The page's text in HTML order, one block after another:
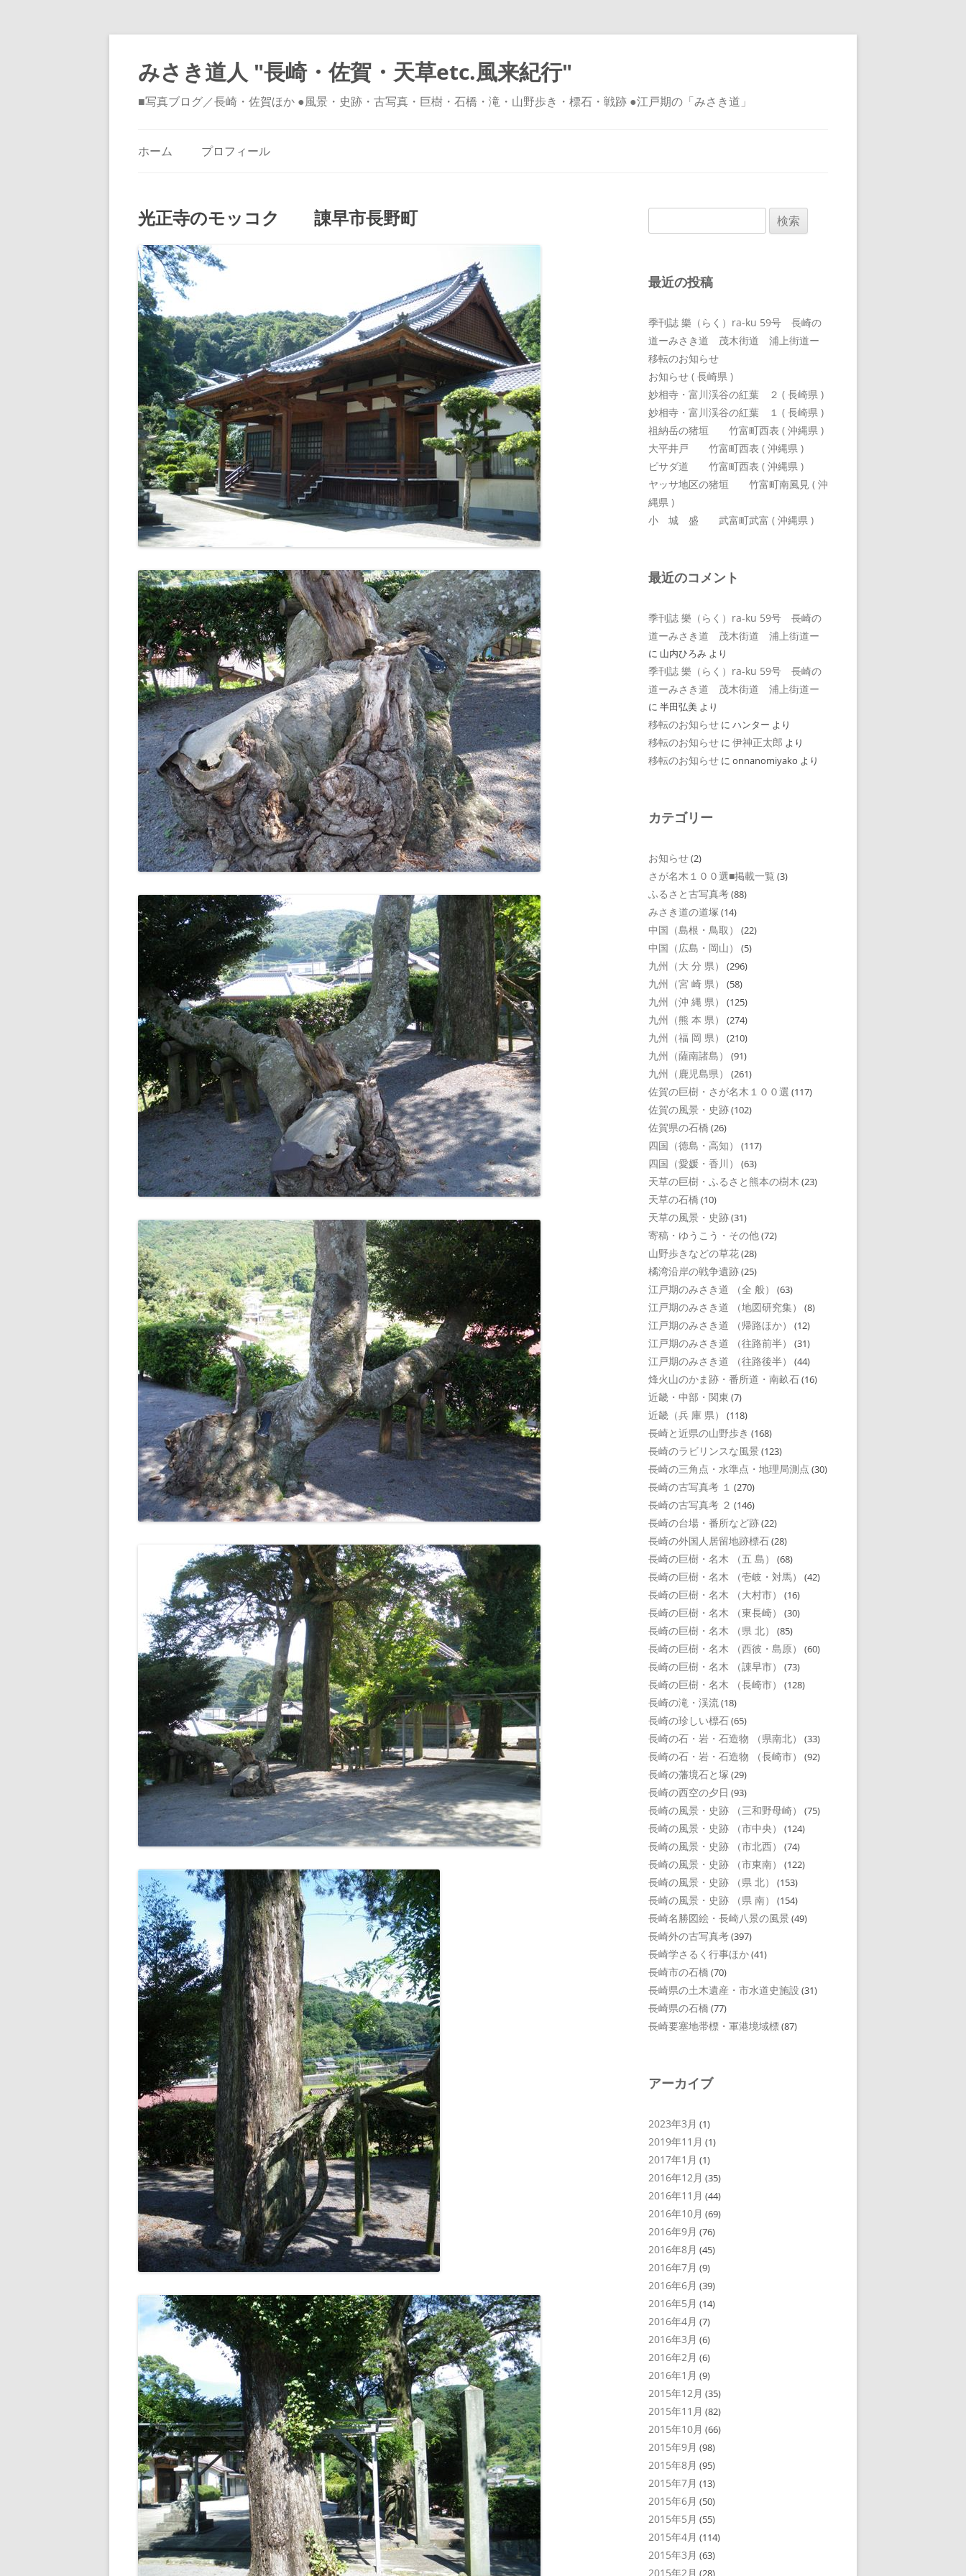
みさき道人 "長崎・佐賀・天草etc.風来紀行"
■写真ブログ／長崎・佐賀ほか ●風景・史跡・古写真・巨樹・石橋・滝・山野歩き・標石・戦跡 ●江戸期の「みさき道」
ホーム プロフィール
光正寺のモッコク 諌早市長野町
索:
最近の投稿
季刊誌 樂（らく）ra-ku 59号 長崎の
道ーみさき道 茂木街道 浦上街道ー
移転のお知らせ
お知らせ ( 長崎県 )
妙相寺・富川渓谷の紅葉 ２ ( 長崎県 )
妙相寺・富川渓谷の紅葉 １ ( 長崎県 )
祖納岳の猪垣 竹富町西表 ( 沖縄県 )
大平井戸 竹富町西表 ( 沖縄県 )
ピサダ道 竹富町西表 ( 沖縄県 )
ヤッサ地区の猪垣 竹富町南風見 ( 沖
縄県 )
小 城 盛 武富町武富 ( 沖縄県 )
最近のコメント
季刊誌 樂（らく）ra-ku 59号 長崎の
道ーみさき道 茂木街道 浦上街道ー
に 山内ひろみ より
季刊誌 樂（らく）ra-ku 59号 長崎の
道ーみさき道 茂木街道 浦上街道ー
に 半田弘美 より
移転のお知らせ に ハンター より
移転のお知らせ に 伊神正太郎 より
移転のお知らせ に onnanomiyako より
カテゴリー
お知らせ(2)
さが名木１００選■掲載一覧 (3)
ふるさと古写真考(88)
みさき道の道塚 (14)
中国（島根・鳥取） (22)
中国（広島・岡山） (5)
九州（大 分 県） (296)
九州（宮 崎 県） (58)
九州（沖 縄 県） (125)
九州（熊 本 県） (274)
九州（福 岡 県） (210)
九州（薩南諸島） (91)
九州（鹿児島県） (261)
佐賀の巨樹・さが名木１００選 (117)
佐賀の風景・史跡(102)
佐賀県の石橋 (26)
四国（徳島・高知） (117)
四国（愛媛・香川） (63)
天草の巨樹・ふるさと熊本の樹木 (23)
天草の石橋 (10)
天草の風景・史跡(31)
寄稿・ゆうこう・その他(72)
山野歩きなどの草花(28)
橘湾沿岸の戦争遺跡(25)
江戸期のみさき道 （全 般） (63)
江戸期のみさき道 （地図研究集） (8)
江戸期のみさき道 （帰路ほか） (12)
江戸期のみさき道 （往路前半） (31)
江戸期のみさき道 （往路後半） (44)
烽火山のかま跡・番所道・南畝石(16)
近畿・中部・関東 (7)
近畿（兵 庫 県） (118)
長崎と近県の山野歩き (168)
長崎のラビリンスな風景 (123)
長崎の三角点・水準点・地理局測点 (30)
長崎の古写真考 １ (270)
長崎の古写真考 ２ (146)
長崎の台場・番所など跡(22)
長崎の外国人居留地跡標石(28)
長崎の巨樹・名木 （五 島） (68)
長崎の巨樹・名木 （壱岐・対馬） (42)
長崎の巨樹・名木 （大村市） (16)
長崎の巨樹・名木 （東長崎） (30)
長崎の巨樹・名木 （県 北） (85)
長崎の巨樹・名木 （西彼・島原） (60)
長崎の巨樹・名木 （諌早市） (73)
長崎の巨樹・名木 （長崎市） (128)
長崎の滝・渓流(18)
長崎の珍しい標石(65)
長崎の石・岩・石造物 （県南北） (33)
長崎の石・岩・石造物 （長崎市） (92)
長崎の藩境石と塚 (29)
長崎の西空の夕日 (93)
長崎の風景・史跡 （三和野母崎） (75)
長崎の風景・史跡 （市中央） (124)
長崎の風景・史跡 （市北西） (74)
長崎の風景・史跡 （市東南） (122)
長崎の風景・史跡 （県 北） (153)
長崎の風景・史跡 （県 南） (154)
長崎名勝図絵・長崎八景の風景 (49)
長崎外の古写真考(397)
長崎学さるく行事ほか(41)
長崎市の石橋 (70)
長崎県の土木遺産・市水道史施設 (31)
長崎県の石橋 (77)
長崎要塞地帯標・軍港境域標(87)
アーカイブ
2023年3月 (1)
2019年11月 (1)
2017年1月 (1)
2016年12月 (35)
2016年11月 (44)
2016年10月 (69)
2016年9月 (76)
2016年8月 (45)
2016年7月 (9)
2016年6月 (39)
2016年5月 (14)
2016年4月 (7)
2016年3月 (6)
2016年2月 (6)
2016年1月 (9)
2015年12月 (35)
2015年11月 (82)
2015年10月 (66)
2015年9月 (98)
2015年8月 (95)
2015年7月 (13)
2015年6月 (50)
2015年5月 (55)
2015年4月 (114)
2015年3月 (63)
2015年2月 (28)